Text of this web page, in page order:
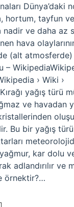
Dünya’daki
hortum, tayfun
ve daha az
hava
(alt atmosferde)
–
› Wiki ›
yağış türü
ve havadan
Bu bir yağış türü
kar dolu
adlandırılır ve
örnektir?…